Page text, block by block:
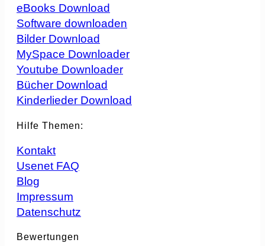
eBooks Download
Software downloaden
Bilder Download
MySpace Downloader
Youtube Downloader
Bücher Download
Kinderlieder Download
Hilfe Themen:
Kontakt
Usenet FAQ
Blog
Impressum
Datenschutz
Bewertungen